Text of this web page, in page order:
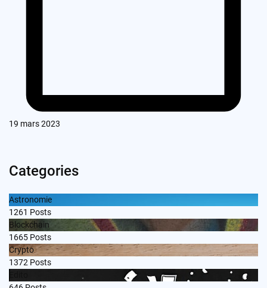
19 mars 2023
Categories
Astronomie
1261 Posts
Blockchain
1665 Posts
Crypto
1372 Posts